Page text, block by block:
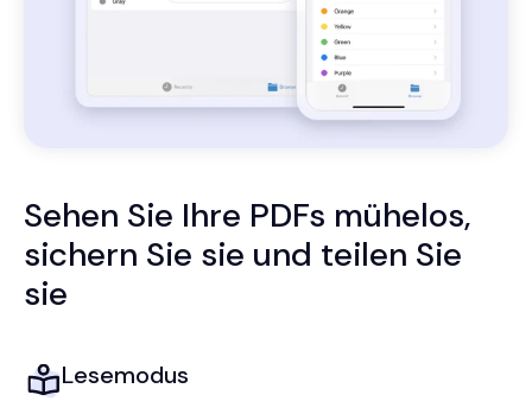
Sehen Sie Ihre PDFs mühelos,
sichern Sie sie und teilen Sie
sie
Lesemodus